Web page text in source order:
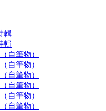
輯
輯
自筆物）
自筆物）
自筆物）
自筆物）
自筆物）
自筆物）